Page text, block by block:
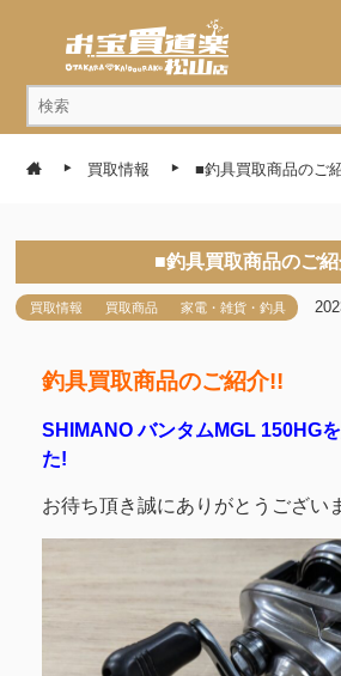
買取情報 ■釣具買取商品のご
■釣具買取商品のご
買取情報 買取商品 家電・雑貨・釣具
釣具買取商品のご紹介!!
SHIMANO バンタムMGL 150HG
た!
お待ち頂き誠にありがとうござい